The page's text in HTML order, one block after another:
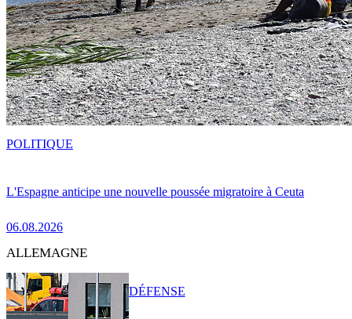
L'Espagne anticipe une nouvelle poussée migratoire à Ceuta
06.08.2026
POLITIQUE
ALLEMAGNE
DÉFENSE